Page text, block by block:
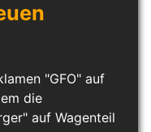
"GFO" auf
die
auf Wagenteil